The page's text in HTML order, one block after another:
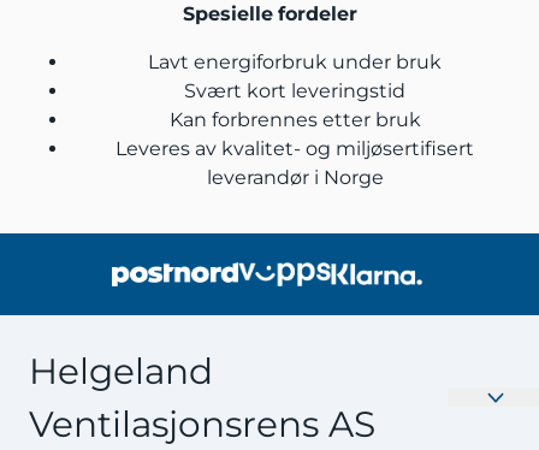
Spesielle fordeler
Lavt energiforbruk under bruk
Svært kort leveringstid
Kan forbrennes etter bruk
Leveres av kvalitet- og miljøsertifisert
leverandør i Norge
Helgeland
Ventilasjonsrens AS